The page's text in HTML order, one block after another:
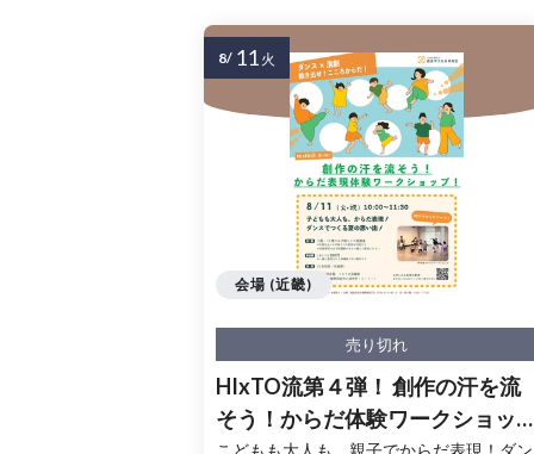
売り切れ
HIxTO流第４弾！ 創作の汗を流
そう！からだ体験ワークショッ
こどもも大人も、親子でからだ表現！ダン
会場 (近畿)
8/ 11 火